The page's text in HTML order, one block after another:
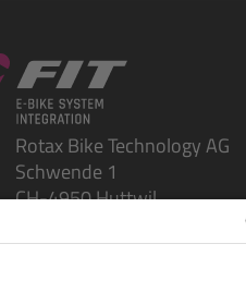
Rotax Bike Technology AG
Schwende 1
CH-4950 Huttwil